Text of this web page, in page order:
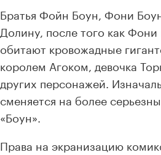
Братья Фойн Боун, Фони
Долину, после того как
обитают кровожадные
королем Агоком, девочка
других персонажей.
сменяется на более
«Боун».
Права на экранизацию